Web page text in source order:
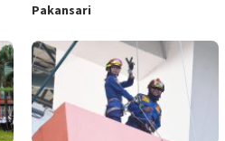
Pakansari